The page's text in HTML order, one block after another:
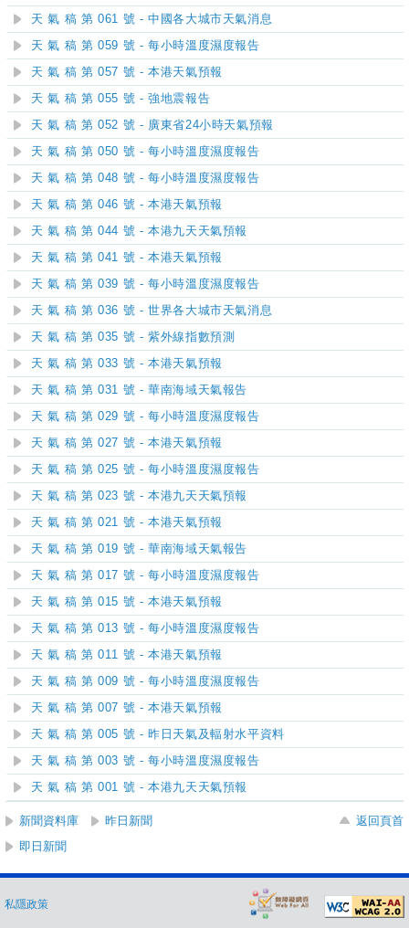
天 氣 稿 第 061 號 - 中國各大城市天氣消息
天 氣 稿 第 059 號 - 每小時溫度濕度報告
天 氣 稿 第 057 號 - 本港天氣預報
天 氣 稿 第 055 號 - 強地震報告
天 氣 稿 第 052 號 - 廣東省24小時天氣預報
天 氣 稿 第 050 號 - 每小時溫度濕度報告
天 氣 稿 第 048 號 - 每小時溫度濕度報告
天 氣 稿 第 046 號 - 本港天氣預報
天 氣 稿 第 044 號 - 本港九天天氣預報
天 氣 稿 第 041 號 - 本港天氣預報
天 氣 稿 第 039 號 - 每小時溫度濕度報告
天 氣 稿 第 036 號 - 世界各大城市天氣消息
天 氣 稿 第 035 號 - 紫外線指數預測
天 氣 稿 第 033 號 - 本港天氣預報
天 氣 稿 第 031 號 - 華南海域天氣報告
天 氣 稿 第 029 號 - 每小時溫度濕度報告
天 氣 稿 第 027 號 - 本港天氣預報
天 氣 稿 第 025 號 - 每小時溫度濕度報告
天 氣 稿 第 023 號 - 本港九天天氣預報
天 氣 稿 第 021 號 - 本港天氣預報
天 氣 稿 第 019 號 - 華南海域天氣報告
天 氣 稿 第 017 號 - 每小時溫度濕度報告
天 氣 稿 第 015 號 - 本港天氣預報
天 氣 稿 第 013 號 - 每小時溫度濕度報告
天 氣 稿 第 011 號 - 本港天氣預報
天 氣 稿 第 009 號 - 每小時溫度濕度報告
天 氣 稿 第 007 號 - 本港天氣預報
天 氣 稿 第 005 號 - 昨日天氣及輻射水平資料
天 氣 稿 第 003 號 - 每小時溫度濕度報告
天 氣 稿 第 001 號 - 本港九天天氣預報
新聞資料庫 昨日新聞
返回頁首
即日新聞
私隱政策